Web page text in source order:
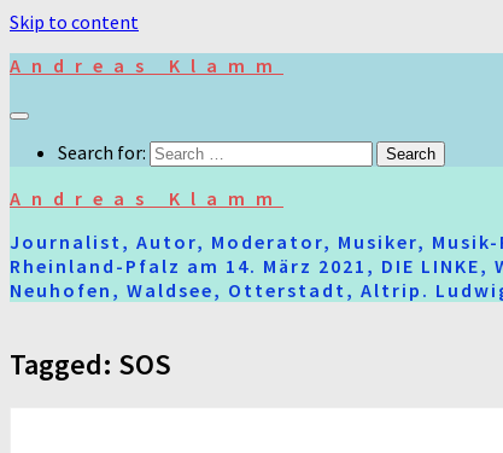
Skip to content
Andreas Klamm
Search for:
Andreas Klamm
Journalist, Autor, Moderator, Musiker,
Rheinland-Pfalz am 14. März 2021, DIE
Neuhofen, Waldsee, Otterstadt, Altrip.
Tagged: SOS